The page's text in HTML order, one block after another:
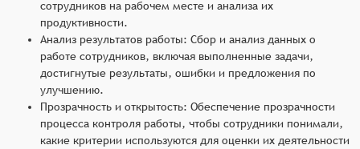
сотрудников на рабочем месте и анализа их
продуктивности.
Анализ результатов работы: Сбор и анализ данных о
работе сотрудников, включая выполненные задачи,
достигнутые результаты, ошибки и предложения по
улучшению.
Прозрачность и открытость: Обеспечение прозрачности
процесса контроля работы, чтобы сотрудники понимали,
какие критерии используются для оценки их деятельности